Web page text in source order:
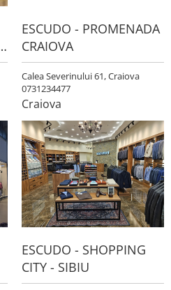
ESCUDO - PROMENADA
CRAIOVA
Calea Severinului 61, Craiova
0731234477
Craiova
ESCUDO - SHOPPING
CITY - SIBIU